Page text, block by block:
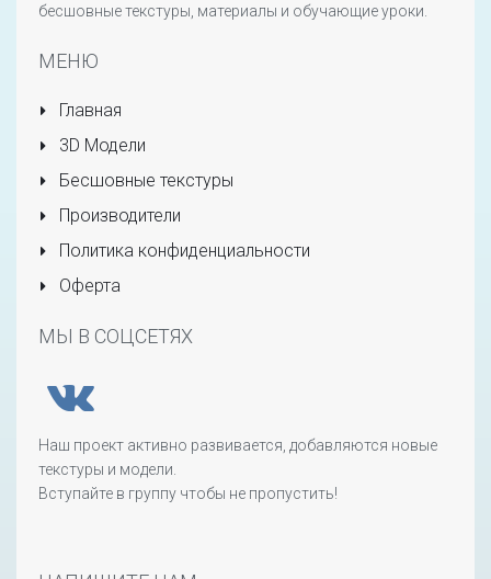
бесшовные текстуры, материалы и обучающие уроки.
МЕНЮ
Главная
3D Модели
Бесшовные текстуры
Производители
Политика конфиденциальности
Оферта
МЫ В СОЦСЕТЯХ
Наш проект активно развивается, добавляются новые
текстуры и модели.
Вступайте в группу чтобы не пропустить!